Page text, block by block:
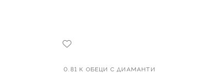
0.81 К ОБЕЦИ С ДИАМАНТИ